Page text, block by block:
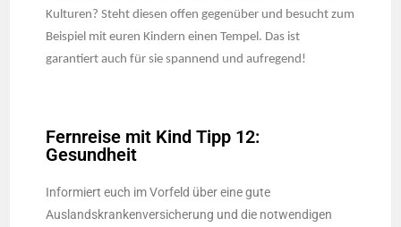
Kulturen? Steht diesen offen gegenüber und besucht zum
Beispiel mit euren Kindern einen Tempel. Das ist
garantiert auch für sie spannend und aufregend!
Fernreise mit Kind Tipp 12:
Gesundheit
Informiert euch im Vorfeld über eine gute
Auslandskrankenversicherung und die notwendigen